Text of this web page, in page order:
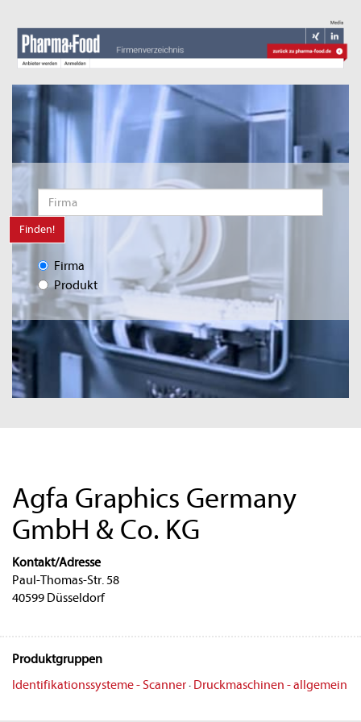
Finden!
Firma
Produkt
Agfa Graphics Germany
GmbH & Co. KG
Kontakt/Adresse
Paul-Thomas-Str. 58
40599 Düsseldorf
Produktgruppen
Identifikationssysteme - Scanner· Druckmaschinen - allgemein